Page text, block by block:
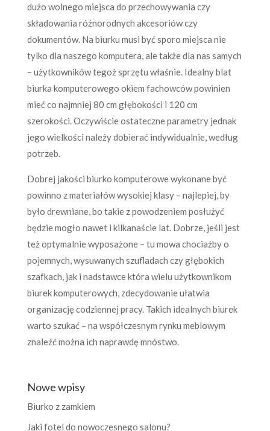
dużo wolnego miejsca do przechowywania czy
składowania różnorodnych akcesoriów czy
dokumentów. Na biurku musi być sporo miejsca nie
tylko dla naszego komputera, ale także dla nas samych
– użytkowników tegoż sprzętu właśnie. Idealny blat
biurka komputerowego okiem fachowców powinien
mieć co najmniej 80 cm głębokości i 120 cm
szerokości. Oczywiście ostateczne parametry jednak
jego wielkości należy dobierać indywidualnie, według
potrzeb.
Dobrej jakości biurko komputerowe wykonane być
powinno z materiałów wysokiej klasy – najlepiej, by
było drewniane, bo takie z powodzeniem posłużyć
będzie mogło nawet i kilkanaście lat. Dobrze, jeśli jest
też optymalnie wyposażone – tu mowa chociażby o
pojemnych, wysuwanych szufladach czy głębokich
szafkach, jak i nadstawce która wielu użytkownikom
biurek komputerowych, zdecydowanie ułatwia
organizację codziennej pracy. Takich idealnych biurek
warto szukać – na współczesnym rynku meblowym
znaleźć można ich naprawdę mnóstwo.
Nowe wpisy
Biurko z zamkiem
Jaki fotel do nowoczesnego salonu?